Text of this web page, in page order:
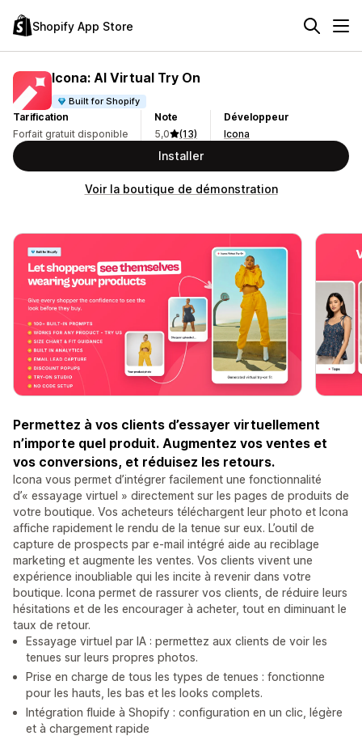
Shopify App Store
Icona: AI Virtual Try On
Built for Shopify
Tarification
Forfait gratuit disponible
Note
5,0
(13)
Développeur
Icona
Installer
Voir la boutique de démonstration
Permettez à vos clients d’essayer virtuellement
n’importe quel produit. Augmentez vos ventes et
vos conversions, et réduisez les retours.
Icona vous permet d’intégrer facilement une fonctionnalité
d’« essayage virtuel » directement sur les pages de produits de
votre boutique. Vos acheteurs téléchargent leur photo et Icona
affiche rapidement le rendu de la tenue sur eux. L’outil de
capture de prospects par e-mail intégré aide au reciblage
marketing et augmente les ventes. Vos clients vivent une
expérience inoubliable qui les incite à revenir dans votre
boutique. Icona permet de rassurer vos clients, de réduire leurs
hésitations et de les encourager à acheter, tout en diminuant le
taux de retour.
Essayage virtuel par IA : permettez aux clients de voir les
tenues sur leurs propres photos.
Prise en charge de tous les types de tenues : fonctionne
pour les hauts, les bas et les looks complets.
Intégration fluide à Shopify : configuration en un clic, légère
et à chargement rapide